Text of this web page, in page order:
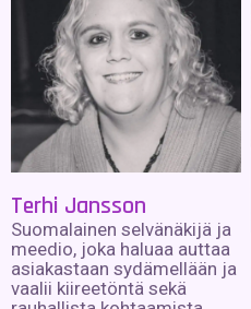
Terhi Jansson
Suomalainen selvänäkijä ja
meedio, joka haluaa auttaa
asiakastaan sydämellään ja
vaalii kiireetöntä sekä